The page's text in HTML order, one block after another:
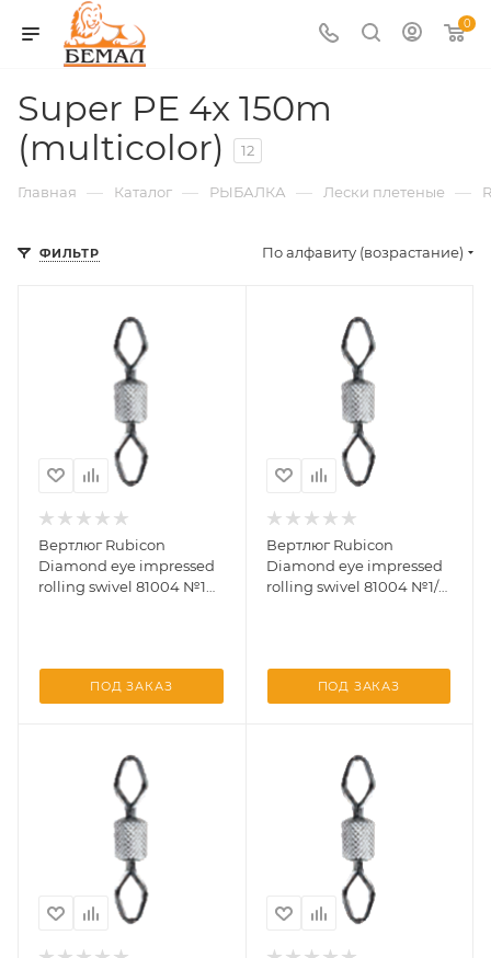
0
Super PE 4x 150m
(multicolor)
12
Главная — Каталог — РЫБАЛКА — Лески плетеные —
ФИЛЬТР По алфавиту (возрастание)
Вертлюг Rubicon
Diamond eye impressed
rolling swivel 81004 №1
ПОД ЗАКАЗ
Вертлюг Rubicon
Diamond eye impressed
rolling swivel 81004 №1/0
ПОД ЗАКАЗ